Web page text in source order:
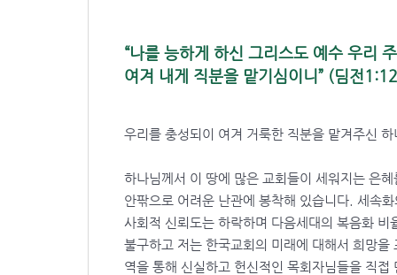
“나를 능하게 하신 그리스도 예수 우리
여겨 내게 직분을 맡기심이니” (딤전
우리를 충성되이 여겨 거룩한 직분을 맡겨주신
하나님께서 이 땅에 많은 교회들이 세워지는 은
안팎으로 어려운 난관에 봉착해 있습니다. 세속
사회적 신뢰도는 하락하며 다음세대의 복음화
불구하고 저는 한국교회의 미래에 대해서 희망
역을 통해 신실하고 헌신적인 목회자님들을 직